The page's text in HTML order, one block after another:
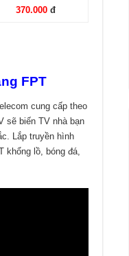
370.000đ
FPT
cung cấp theo
sẽ biến TV nhà bạn
Lắp truyền hình
khổng lồ, bóng đá,